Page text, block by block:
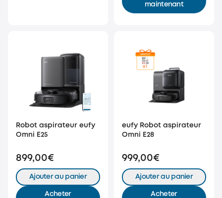
maintenant
Robot aspirateur eufy
Omni E25
899,00€
Ajouter au panier
Acheter
eufy Robot aspirateur
Omni E28
999,00€
Ajouter au panier
Acheter